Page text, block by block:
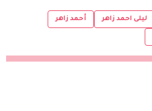
ليلى احمد زاهر أحمد زاهر